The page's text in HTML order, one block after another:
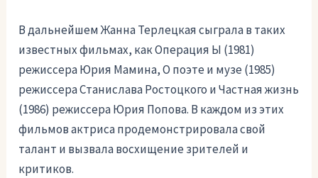
В дальнейшем Жанна Терлецкая сыграла в таких
известных фильмах, как Операция Ы (1981)
режиссера Юрия Мамина, О поэте и музе (1985)
режиссера Станислава Ростоцкого и Частная жизнь
(1986) режиссера Юрия Попова. В каждом из этих
фильмов актриса продемонстрировала свой
талант и вызвала восхищение зрителей и
критиков.